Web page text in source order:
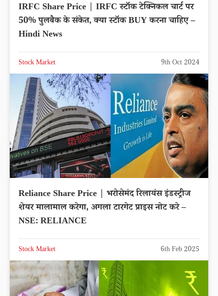
IRFC Share Price | IRFC स्टॉक टेक्निकल चार्ट पर
50% पुलबैक के संकेत, क्या स्टॉक BUY करना चाहिए –
Hindi News
Stock Market 9th Oct 2024
Reliance Share Price | भरोसेमंद रिलायंस इंडस्ट्रीज
शेयर मालामाल करेगा, अगला टारगेट प्राइस नोट करे –
NSE: RELIANCE
Stock Market 6th Feb 2025